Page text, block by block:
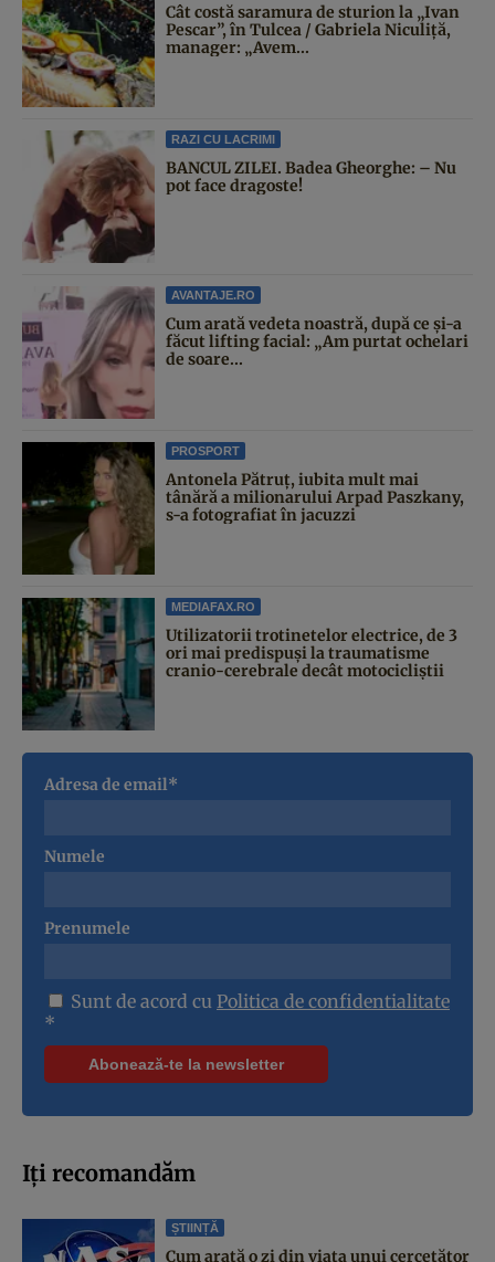
Cât costă saramura de sturion la „Ivan
Pescar”, în Tulcea / Gabriela Niculiță,
manager: „Avem...
RAZI CU LACRIMI
BANCUL ZILEI. Badea Gheorghe: – Nu
pot face dragoste!
AVANTAJE.RO
Cum arată vedeta noastră, după ce și-a
făcut lifting facial: „Am purtat ochelari
de soare...
PROSPORT
Antonela Pătruț, iubita mult mai
tânără a milionarului Arpad Paszkany,
s-a fotografiat în jacuzzi
MEDIAFAX.RO
Utilizatorii trotinetelor electrice, de 3
ori mai predispuși la traumatisme
cranio-cerebrale decât motocicliștii
Adresa de email*
Numele
Prenumele
Sunt de acord cu Politica de confidentialitate
*
Iți recomandăm
ȘTIINȚĂ
Cum arată o zi din viața unui cercetător